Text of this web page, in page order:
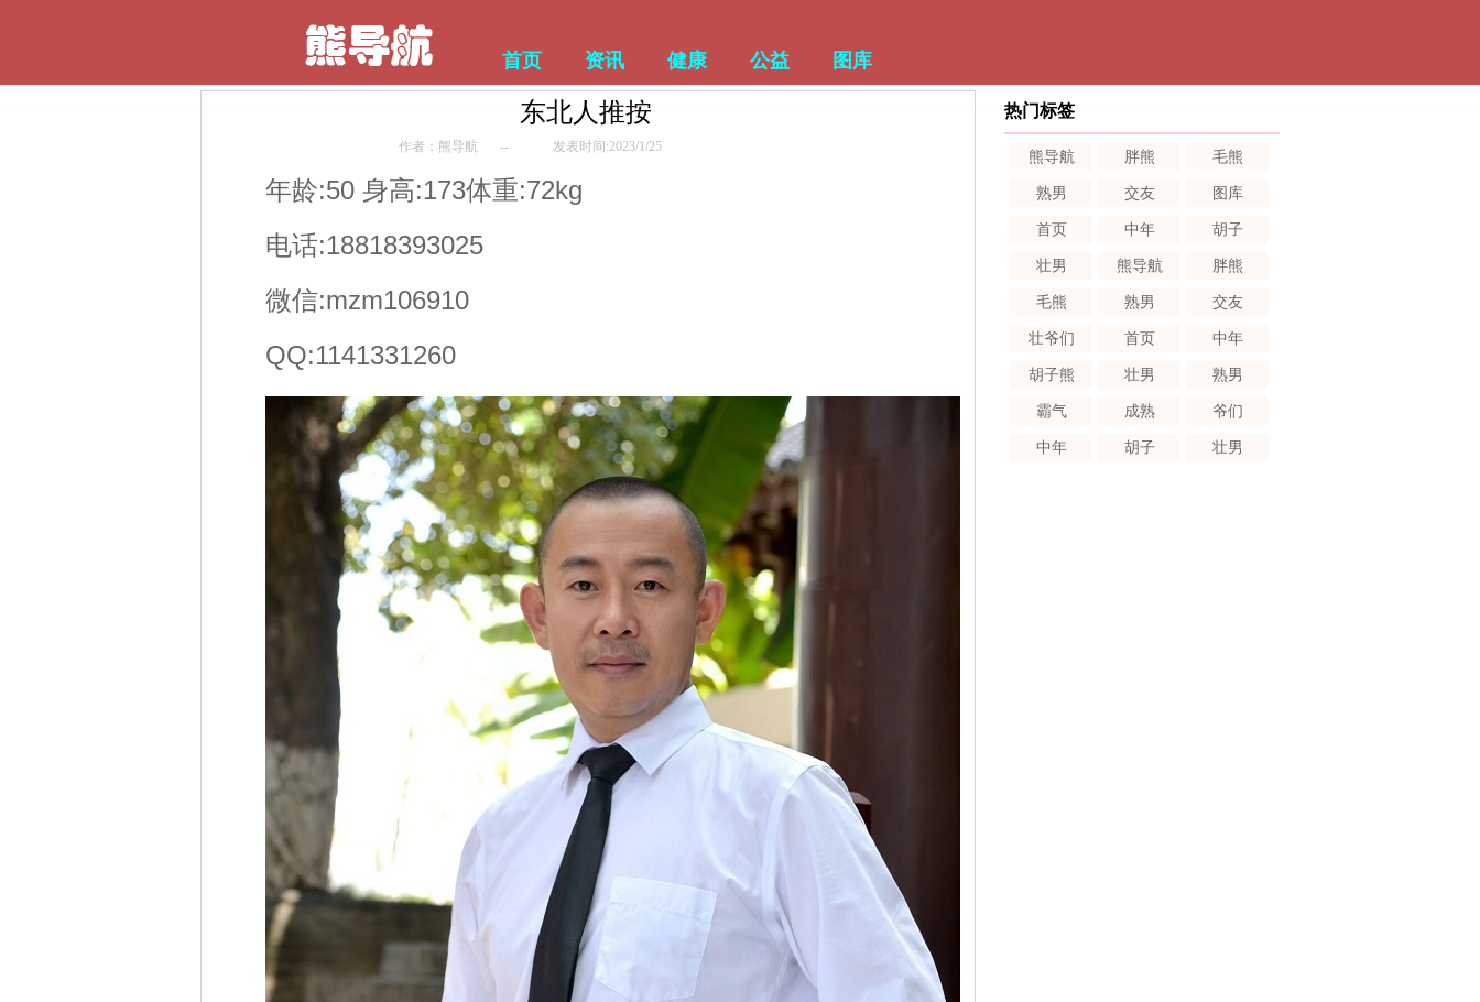
首页 资讯 健康 公益 图库
东北人推按
作者：熊导航 -- 发表时间:2023/1/25
年龄:50 身高:173体重:72kg
电话:18818393025
微信:mzm106910
QQ:1141331260
热门标签
熊导航 胖熊 毛熊
熟男 交友 图库
首页 中年 胡子
壮男 熊导航 胖熊
毛熊 熟男 交友
壮爷们 首页 中年
胡子熊 壮男 熟男
霸气 成熟 爷们
中年 胡子 壮男